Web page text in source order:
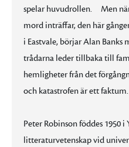
spelar huvudrollen. Men
mord inträffar, den här
i Eastvale, börjar Alan
trådarna leder tillbaka till
hemligheter från det
och katastrofen är ett faktum.
Peter Robinson föddes 1950
litteraturvetenskap vid